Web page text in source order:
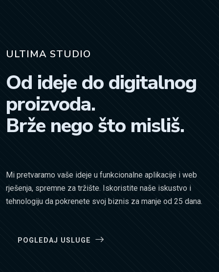
ULTIMA STUDIO
Od ideje do digitalnog
proizvoda.
Brže nego što misliš.
Mi pretvaramo vaše ideje u funkcionalne aplikacije i web
rješenja, spremne za tržište. Iskoristite naše iskustvo i
tehnologiju da pokrenete svoj biznis za manje od 25 dana.
POGLEDAJ USLUGE